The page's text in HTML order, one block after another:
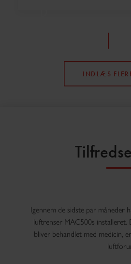
INDLÆS
Igennem de sidste par måneder
luftrenser MAC500s installeret.
bliver behandlet med medicin,